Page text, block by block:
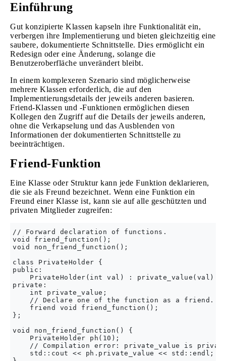
Einführung
Gut konzipierte Klassen kapseln ihre Funktionalität ein,
verbergen ihre Implementierung und bieten gleichzeitig eine
saubere, dokumentierte Schnittstelle. Dies ermöglicht ein
Redesign oder eine Änderung, solange die
Benutzeroberfläche unverändert bleibt.
In einem komplexeren Szenario sind möglicherweise
mehrere Klassen erforderlich, die auf den
Implementierungsdetails der jeweils anderen basieren.
Friend-Klassen und -Funktionen ermöglichen diesen
Kollegen den Zugriff auf die Details der jeweils anderen,
ohne die Verkapselung und das Ausblenden von
Informationen der dokumentierten Schnittstelle zu
beeinträchtigen.
Friend-Funktion
Eine Klasse oder Struktur kann jede Funktion deklarieren,
die sie als Freund bezeichnet. Wenn eine Funktion ein
Freund einer Klasse ist, kann sie auf alle geschützten und
privaten Mitglieder zugreifen:
// Forward declaration of functions.
void friend_function();
void non_friend_function();
class PrivateHolder {
public:
PrivateHolder(int val) : private_value(val)
private:
    int private_value;
    // Declare one of the function as a friend.
    friend void friend_function();
};
void non_friend_function() {
    PrivateHolder ph(10);
// Compilation error: private_value is
    std::cout << ph.private_value << std::endl;